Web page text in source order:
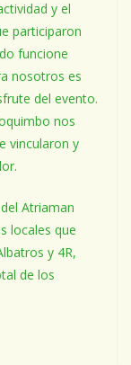
y el
participaron
funcione
nosotros es
del evento.
nos
vincularon y
Atriaman
locales que
y 4R,
de los